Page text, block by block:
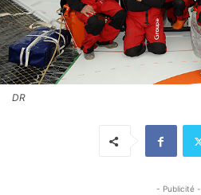
DR
- Publicité -